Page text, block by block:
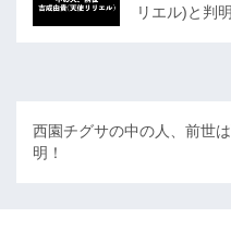
リエル)と判
西園チグサの中の人、前世
明！